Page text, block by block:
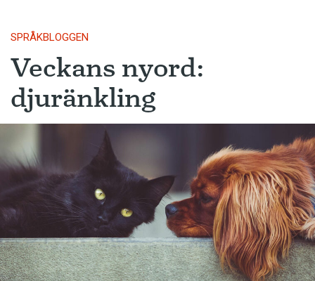
SPRÅKBLOGGEN
Veckans nyord:
djuränkling